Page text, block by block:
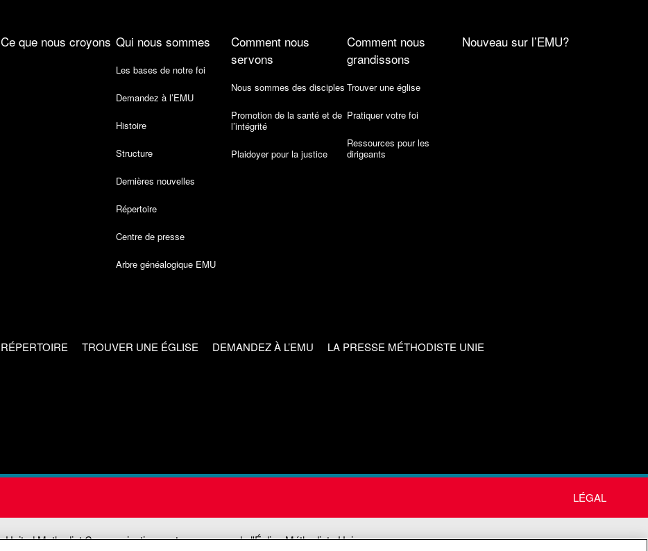
Ce que nous croyons Qui nous sommes
Les bases de notre foi
Demandez à l’EMU
Histoire
Structure
Dernières nouvelles
Répertoire
Centre de presse
Arbre généalogique EMU
Comment nous
servons
Nous sommes des disciples
Promotion de la santé et de
l’intégrité
Plaidoyer pour la justice
Comment nous
grandissons
Trouver une église
Pratiquer votre foi
Ressources pour les
dirigeants
Nouveau sur l’EMU?
RÉPERTOIRE TROUVER UNE ÉGLISE DEMANDEZ À L’EMU LA PRESSE MÉTHODISTE UNIE
LÉGAL
United Methodist Communications est une agence de l'Église Méthodiste Unie